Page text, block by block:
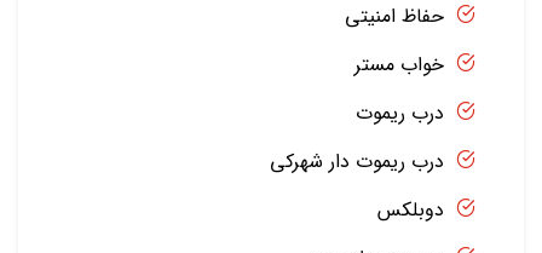
حفاظ امنیتی
خواب مستر
درب ریموت
درب ریموت دار شهرکی
دوبلکس